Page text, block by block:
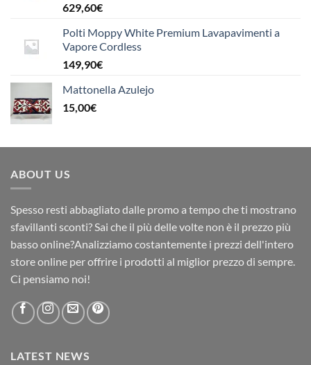
629,60€
Polti Moppy White Premium Lavapavimenti a
Vapore Cordless
149,90€
Mattonella Azulejo
15,00€
ABOUT US
Spesso resti abbagliato dalle promo a tempo che ti mostrano
sfavillanti sconti? Sai che il più delle volte non è il prezzo più
basso online?Analizziamo costantemente i prezzi dell'intero
store online per offrire i prodotti al miglior prezzo di sempre.
Ci pensiamo noi!
LATEST NEWS